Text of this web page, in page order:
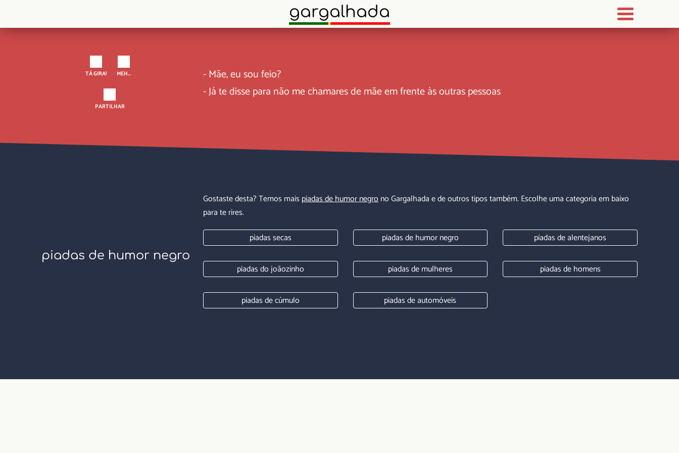
gargalhada
- Mãe, eu sou feio?
- Já te disse para não me chamares de mãe em frente às outras pessoas
TÁ GIRA! MEH...
PARTILHAR
piadas de humor negro
Gostaste desta? Temos mais piadas de humor negrono Gargalhada e de outros tipos também. Escolhe uma categoria em baixo
para te rires.
piadas secas
piadas de humor negro piadas de alentejanos
piadas do joãozinho piadas de mulheres piadas de homens
piadas de cúmulo piadas de automóveis